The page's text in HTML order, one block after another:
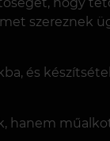
szereznek
és
hanem